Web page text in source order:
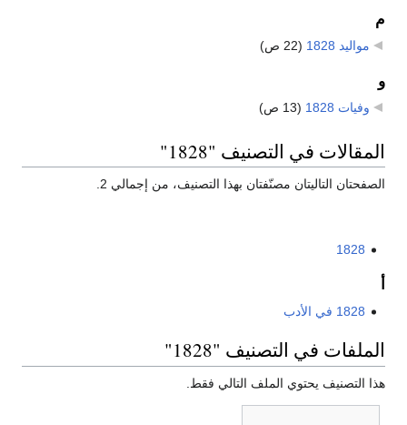
م
مواليد 1828 (22 ص)
و
وفيات 1828 (13 ص)
المقالات في التصنيف "1828"
الصفحتان التاليتان مصنّفتان بهذا التصنيف، من إجمالي 2.
1828
1828 في الأدب
الملفات في التصنيف "1828"
هذا التصنيف يحتوي الملف التالي فقط.